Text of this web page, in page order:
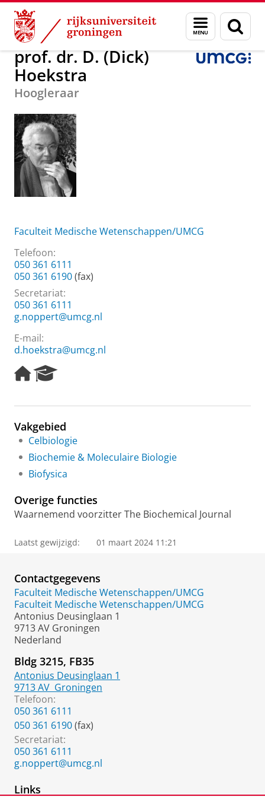
Skip
Content
Skip
Navigation
Menu
en
zoeken
Over ons prof. dr. D. (Dick) Hoekstra
prof. dr. D. (Dick)
Hoekstra
Hoogleraar
Faculteit Medische Wetenschappen/UMCG
Telefoon:
050 361 6111
050 361 6190(fax)
Secretariat:
050 361 6111
g.noppert@umcg.nl
E-mail:
d.hoekstra@umcg.nl
H
o
e
a
g
e
e
r
c
h
o
t
a
Vakgebied
Celbiologie
Biochemie & Moleculaire Biologie
Biofysica
Overige functies
Waarnemend voorzitter The Biochemical Journal
Laatst gewijzigd: 01 maart 2024 11:21
Contactgegevens
Faculteit Medische Wetenschappen/UMCG
Faculteit Medische Wetenschappen/UMCG
Antonius Deusinglaan 1
9713 AV Groningen
Nederland
Bldg 3215, FB35
Antonius Deusinglaan 1
9713 AV Groningen
Telefoon:
050 361 6111
050 361 6190(fax)
Secretariat:
050 361 6111
g.noppert@umcg.nl
Links